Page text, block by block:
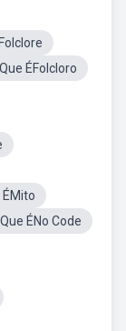
ÉFolcloro
ÉMito
ÉNo Code